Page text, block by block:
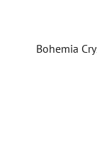
Bohemia